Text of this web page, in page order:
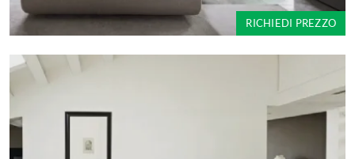
RICHIEDI PREZZO